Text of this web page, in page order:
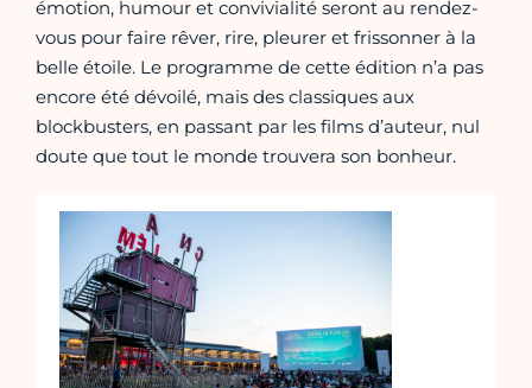
émotion, humour et convivialité seront au rendez-
vous pour faire rêver, rire, pleurer et frissonner à la
belle étoile. Le programme de cette édition n’a pas
encore été dévoilé, mais des classiques aux
blockbusters, en passant par les films d’auteur, nul
doute que tout le monde trouvera son bonheur.